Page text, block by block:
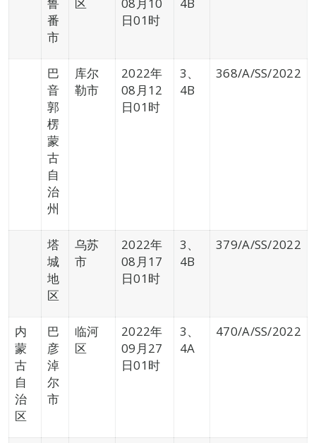
番
市
日01时
巴
音
郭
楞
蒙
古
自
治
州
库尔
勒市
2022年
08月12
日01时
3、
4B
368/A/SS/2022
塔
城
地
区
乌苏
市
2022年
08月17
日01时
3、
4B
379/A/SS/2022
内
蒙
古
自
治
区
巴
彦
淖
尔
市
临河
区
2022年
09月27
日01时
3、
4A
470/A/SS/2022